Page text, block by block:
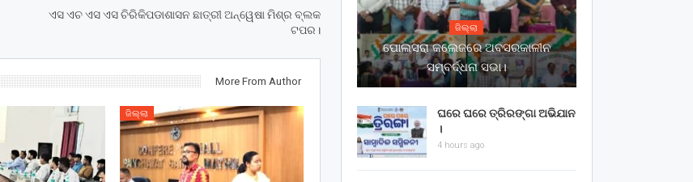
ଏସ ଏଚ ଏସ ଏସ ଚିରିକିପଡାଶାସନ ଛାତ୍ରୀ ଅନ୍ୱେଷା ମିଶ୍ର ବ୍ଲକ
ଟପର।
More From Author
ଜିଲ୍ଲା
ଜିଲ୍ଲା
ପୋଲସରା କଲେଜରେ ଅବସରକାଳୀନ
ସମ୍ବର୍ଦ୍ଧନା ସଭା।
ଘରେ ଘରେ ତ୍ରିରଙ୍ଗା ଅଭିଯାନ
।
4 hours ago